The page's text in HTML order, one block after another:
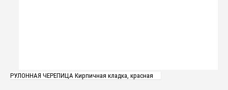
РУЛОННАЯ ЧЕРЕПИЦА Кирпичная кладка, красная